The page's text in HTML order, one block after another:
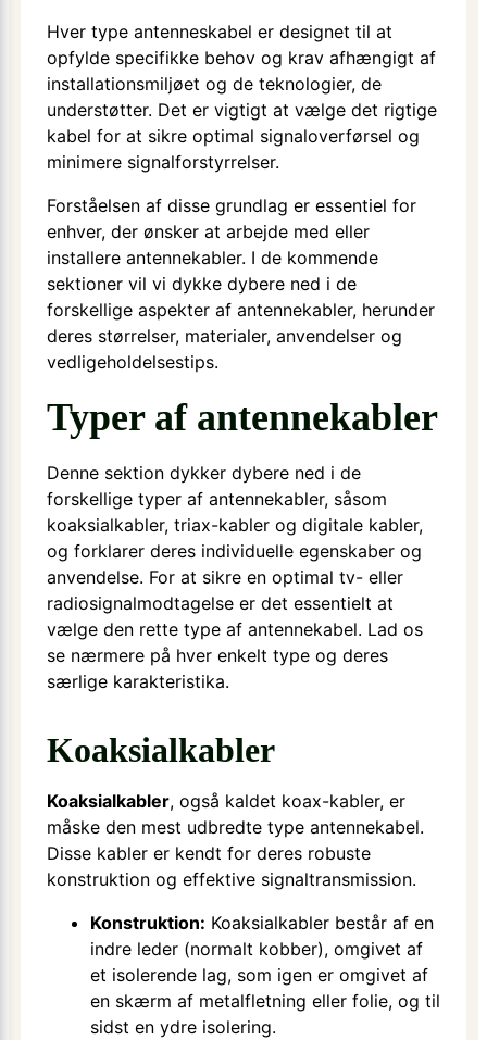
Hver type antenneskabel er designet til at
opfylde specifikke behov og krav afhængigt af
installationsmiljøet og de teknologier, de
understøtter. Det er vigtigt at vælge det rigtige
kabel for at sikre optimal signaloverførsel og
minimere signalforstyrrelser.
Forståelsen af disse grundlag er essentiel for
enhver, der ønsker at arbejde med eller
installere antennekabler. I de kommende
sektioner vil vi dykke dybere ned i de
forskellige aspekter af antennekabler, herunder
deres størrelser, materialer, anvendelser og
vedligeholdelsestips.
Typer af antennekabler
Denne sektion dykker dybere ned i de
forskellige typer af antennekabler, såsom
koaksialkabler, triax-kabler og digitale kabler,
og forklarer deres individuelle egenskaber og
anvendelse. For at sikre en optimal tv- eller
radiosignalmodtagelse er det essentielt at
vælge den rette type af antennekabel. Lad os
se nærmere på hver enkelt type og deres
særlige karakteristika.
Koaksialkabler
Koaksialkabler, også kaldet koax-kabler, er
måske den mest udbredte type antennekabel.
Disse kabler er kendt for deres robuste
konstruktion og effektive signaltransmission.
Konstruktion: Koaksialkabler består af en
indre leder (normalt kobber), omgivet af
et isolerende lag, som igen er omgivet af
en skærm af metalfletning eller folie, og til
sidst en ydre isolering.